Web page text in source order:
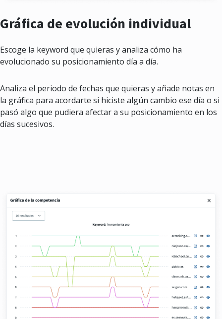
Gráfica de evolución individual
Escoge la keyword que quieras y analiza cómo ha
evolucionado su posicionamiento día a día.
Analiza el periodo de fechas que quieras y añade notas en
la gráfica para acordarte si hiciste algún cambio ese día o si
pasó algo que pudiera afectar a su posicionamiento en los
días sucesivos.